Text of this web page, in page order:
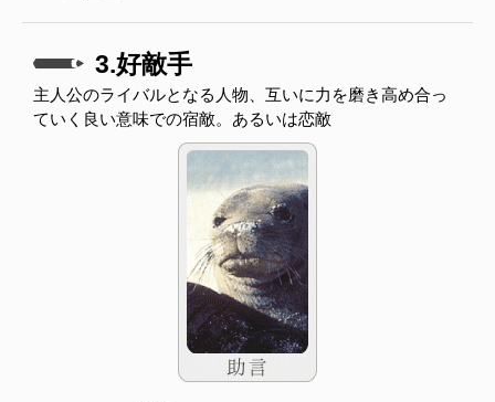
3.好敵手
主人公のライバルとなる人物、互いに力を磨き高め合っ
ていく良い意味での宿敵。あるいは恋敵